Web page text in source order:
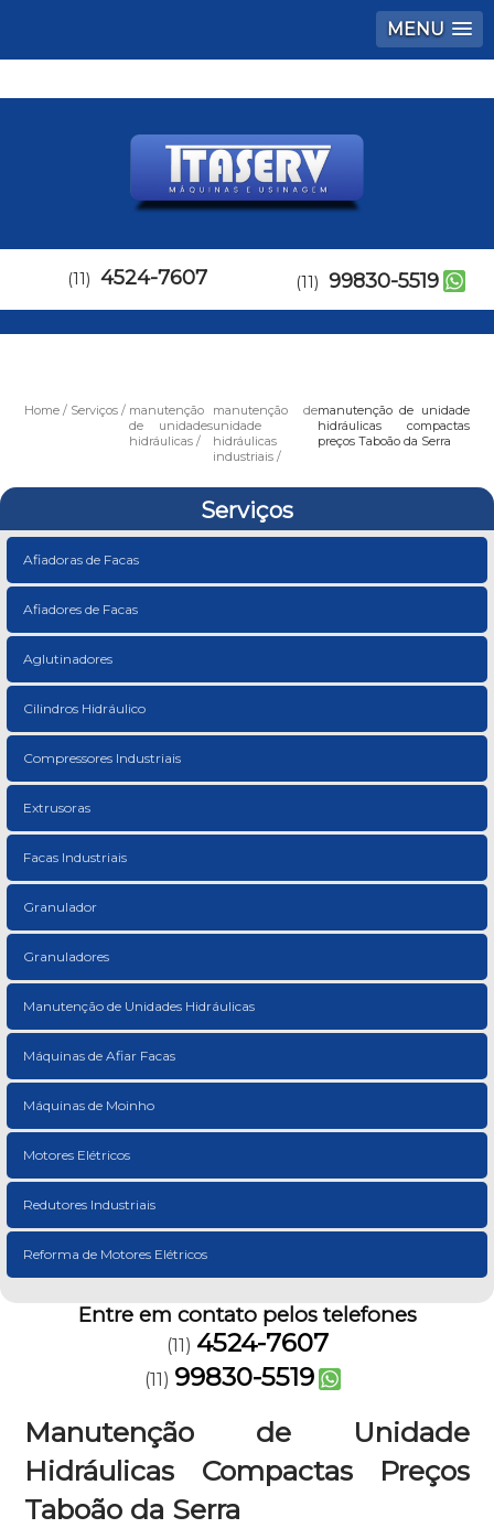
MENU
(11) 4524-7607 (11) 99830-5519
Home Serviços
manutenção
de unidades
hidráulicas
manutenção de
unidade
hidráulicas
industriais
manutenção de unidade
hidráulicas compactas
preços Taboão da Serra
Serviços
Afiadoras de Facas
Afiadores de Facas
Aglutinadores
Cilindros Hidráulico
Compressores Industriais
Extrusoras
Facas Industriais
Granulador
Granuladores
Manutenção de Unidades Hidráulicas
Máquinas de Afiar Facas
Máquinas de Moinho
Motores Elétricos
Redutores Industriais
Reforma de Motores Elétricos
Entre em contato pelos telefones
(11) 4524-7607
(11) 99830-5519
Manutenção de Unidade
Hidráulicas Compactas Preços
Taboão da Serra